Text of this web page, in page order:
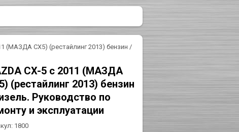
(МАЗДА СХ5) (рестайлинг 2013) бензин /
CX-5 c 2011 (МАЗДА
(рестайлинг 2013) бензин
Руководство по
и эксплуатации
1800